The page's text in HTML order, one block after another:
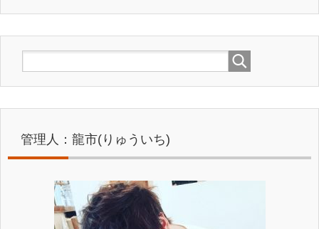
管理人：龍市(りゅういち)